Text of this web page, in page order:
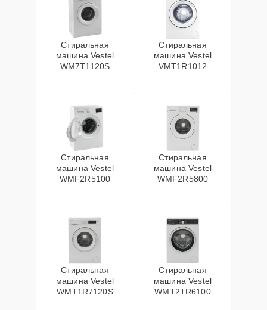
Стиральная
машина Vestel
WM7T1120S
Стиральная
машина Vestel
VMT1R1012
Стиральная
машина Vestel
WMF2R5100
Стиральная
машина Vestel
WMF2R5800
Стиральная
машина Vestel
WMT1R7120S
Стиральная
машина Vestel
WMT2TR6100